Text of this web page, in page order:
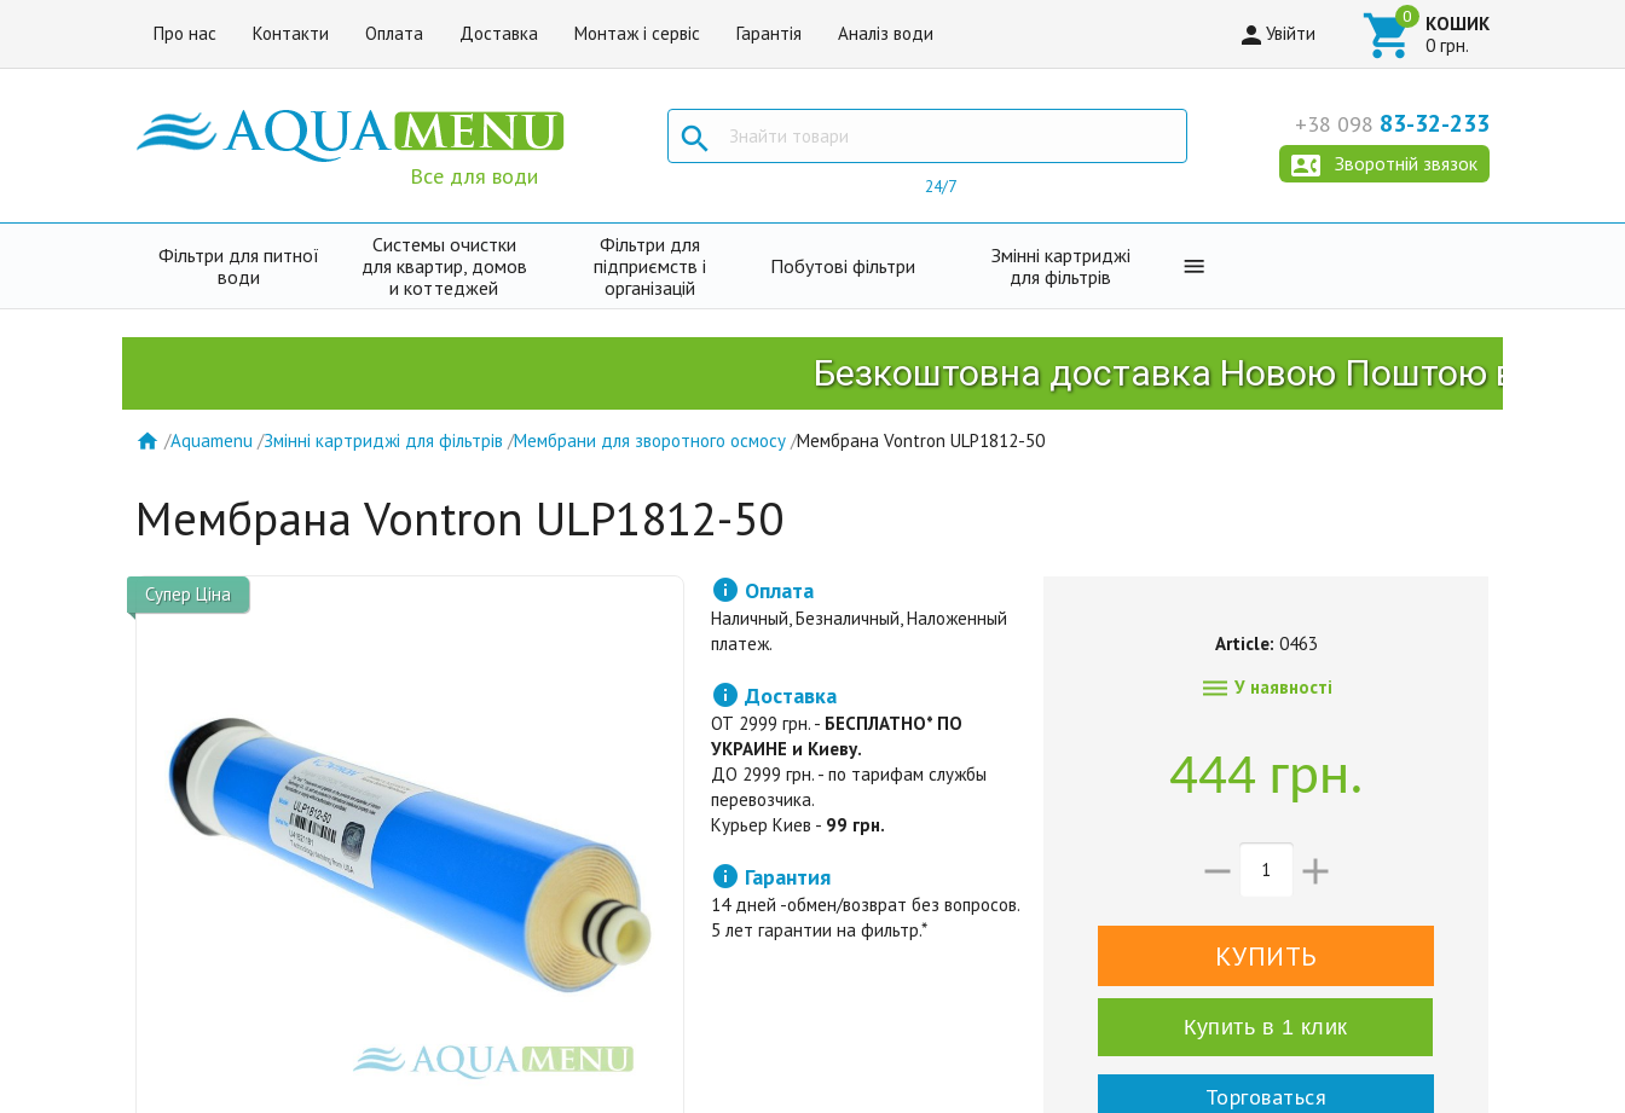
Про нас Контакти Оплата Доставка Монтаж і сервіс Гарантія Аналіз води Увійти  КОШИК
0 грн.
Все для води

24/7
+38 098 83-32-233
Зворотній звязок
Фільтри для питної
води
Системы очистки
для квартир, домов
и коттеджей
Фільтри для
підприємств і
організацій
Побутові фільтри
Змінні картриджі
для фільтрів

Безкоштовна доставка Новою Поштою від 2999 грн!
 /Aquamenu /Змінні картриджі для фільтрів /Мембрани для зворотного осмосу /Мембрана Vontron ULP1812-50
Мембрана Vontron ULP1812-50
Article: 0463
 У наявності
444 грн.
 
Купить в 1 клик
Торговаться
Супер Ціна  Оплата
Наличный, Безналичный, Наложенный
платеж.
 Доставка
ОТ 2999 грн. - БЕСПЛАТНО* ПО
УКРАИНЕ и Киеву.
ДО 2999 грн. - по тарифам службы
перевозчика.
Курьер Киев - 99 грн.
 Гарантия
14 дней -обмен/возврат без вопросов.
5 лет гарантии на фильтр.*